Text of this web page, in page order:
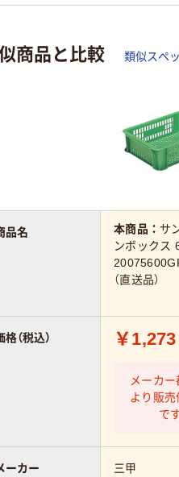
商品と比較 類似スペ
本商品： サ
ンボックス
（直送品）
￥1,273
メーカー
より販売
で
三甲
品名
格（税込）
ーカー